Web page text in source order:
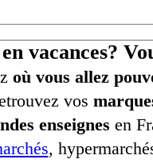
vacances?
où vous allez
vos
enseignes en
,